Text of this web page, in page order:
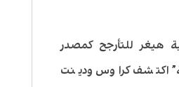
هيغر للتأرجح كمصدر
اكتشف كراوس ودينت